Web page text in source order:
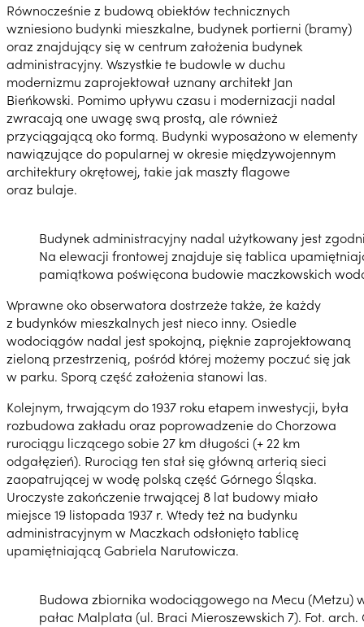
Równocześnie z budową obiektów technicznych
wzniesiono budynki mieszkalne, budynek portierni (bramy)
oraz znajdujący się w centrum założenia budynek
administracyjny. Wszystkie te budowle w duchu
modernizmu zaprojektował uznany architekt Jan
Bieńkowski. Pomimo upływu czasu i modernizacji nadal
zwracają one uwagę swą prostą, ale również
przyciągającą oko formą. Budynki wyposażono w elementy
nawiązujące do popularnej w okresie międzywojennym
architektury okrętowej, takie jak maszty flagowe
oraz bulaje.
Budynek administracyjny nadal użytkowany jest
Na elewacji frontowej znajduje się tablica
pamiątkowa poświęcona budowie maczkowskich
Wprawne oko obserwatora dostrzeże także, że każdy
z budynków mieszkalnych jest nieco inny. Osiedle
wodociągów nadal jest spokojną, pięknie zaprojektowaną
zieloną przestrzenią, pośród której możemy poczuć się jak
w parku. Sporą część założenia stanowi las.
Kolejnym, trwającym do 1937 roku etapem inwestycji, była
rozbudowa zakładu oraz poprowadzenie do Chorzowa
rurociągu liczącego sobie 27 km długości (+ 22 km
odgałęzień). Rurociąg ten stał się główną arterią sieci
zaopatrującej w wodę polską część Górnego Śląska.
Uroczyste zakończenie trwającej 8 lat budowy miało
miejsce 19 listopada 1937 r. Wtedy też na budynku
administracyjnym w Maczkach odsłonięto tablicę
upamiętniającą Gabriela Narutowicza.
Budowa zbiornika wodociągowego na Mecu (Metzu)
pałac Malplata (ul. Braci Mieroszewskich 7). Fot. arch.